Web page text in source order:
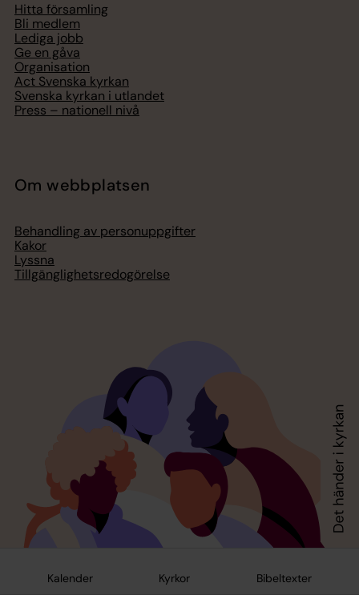
Kalender Kyrkor Bibeltexter
Hitta församling
Bli medlem
Lediga jobb
Ge en gåva
Organisation
Act Svenska kyrkan
Svenska kyrkan i utlandet
Press – nationell nivå
Om webbplatsen
Behandling av personuppgifter
Kakor
Lyssna
Tillgänglighetsredogörelse